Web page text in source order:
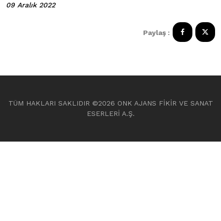
09 Aralık 2022
Paylaş :
TÜM HAKLARI SAKLIDIR ©2026 ONK AJANS FİKİR VE SANAT
ESERLERİ A.Ş.